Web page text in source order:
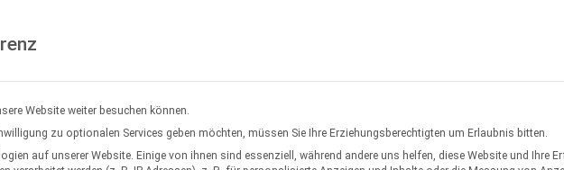
Balkonkraftwerke Solarzaun & Fassade Unterkonstruktion
Website weiter besuchen können.
zu optionalen Services geben möchten, müssen Sie Ihre Erziehungsberechtigten um Erlaubnis bitten.
auf unserer Website. Einige von ihnen sind essenziell, während andere uns helfen, diese Website und Ihre